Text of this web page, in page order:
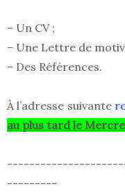
– Un CV ;
– Une Lettre de
– Des Références.
À l’adresse suivante
au plus tard le
---------